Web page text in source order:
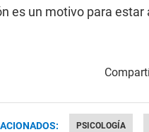
es un motivo para estar
PSICOLOGÍA